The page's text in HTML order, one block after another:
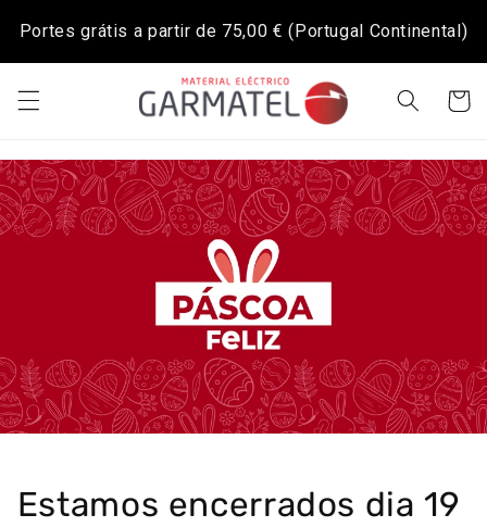
Portes grátis a partir de 75,00 € (Portugal Continental)
para o
conteúdo
Estamos encerrados dia 19